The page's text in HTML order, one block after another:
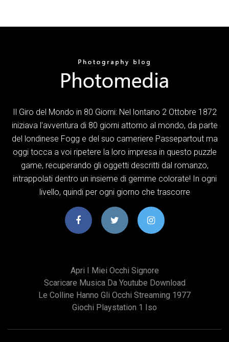
Il Giro del Mondo in 80 Giorni: Nel lontano 2 Ottobre 1872
iniziava l'avventura di 80 giorni attorno al mondo, da parte
del londinese Fogg e del suo cameriere Passepartout ma
oggi tocca a voi ripetere la loro impresa in questo puzzle
game, recuperando gli oggetti descritti dal romanzo,
intrappolati dentro un insieme di gemme colorate! In ogni
livello, quindi per ogni giorno che trascorre
Apri I Miei Occhi Signore
Scaricare Musica Da Youtube Download
Le Colline Hanno Gli Occhi Streaming 1977
Giochi Playstation 1 Iso